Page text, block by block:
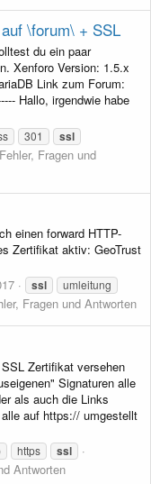
\forum\ + SSL
du ein paar
Xenforo Version: 1.5.x
Link zum Forum:
Hallo, irgendwie habe
301 ssl
Fehler, Fragen und
einen forward HTTP-
Zertifikat aktiv: GeoTrust
ssl
umleitung
Fragen und Antworten
Zertifikat versehen
Signaturen alle
als auch die Links
auf https:// umgestellt
https ssl
Antworten